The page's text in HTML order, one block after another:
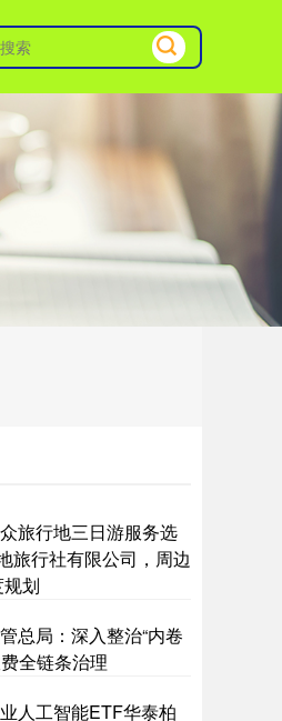
旅行地三日游服务选
旅行社有限公司，周边
划
总局：深入整治“内卷
全链条治理
人工智能ETF华泰柏